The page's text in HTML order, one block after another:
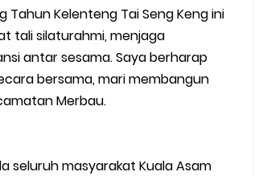
Kelenteng Tai Seng Keng ini
tali silaturahmi, menjaga
antar sesama. Saya berharap
bersama, mari membangun
Merbau.
seluruh masyarakat Kuala Asam